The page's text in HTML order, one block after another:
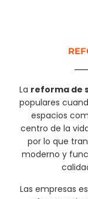
La reforma de
populares
espacios
centro de la
por lo que
moderno y
Las empresas